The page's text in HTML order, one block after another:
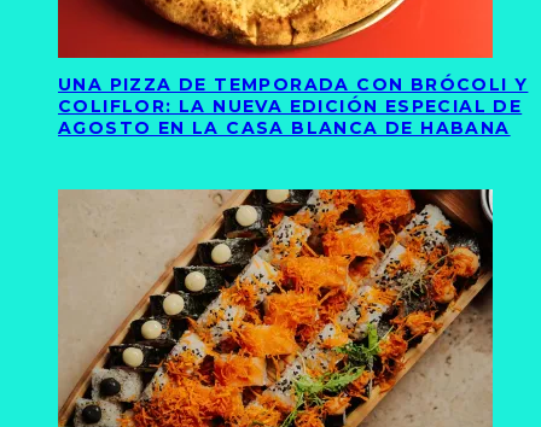
UNA PIZZA DE TEMPORADA CON BRÓCOLI Y
COLIFLOR: LA NUEVA EDICIÓN ESPECIAL DE
AGOSTO EN LA CASA BLANCA DE HABANA